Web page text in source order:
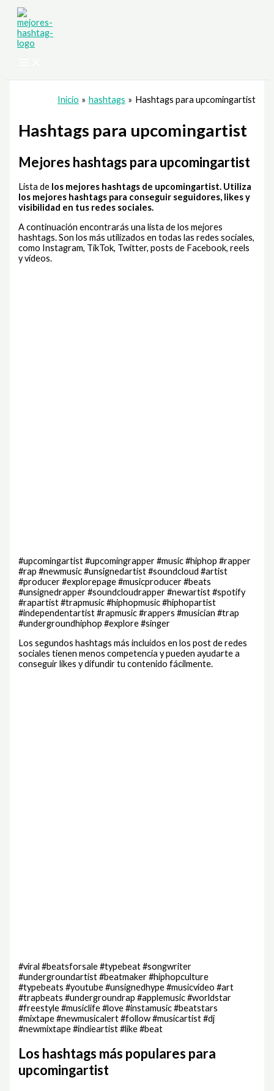
contenido
Inicio hashtags Hashtags para upcomingartist
Hashtags para upcomingartist
Mejores hashtags para upcomingartist
Lista de los mejores hashtags de upcomingartist. Utiliza
los mejores hashtags para conseguir seguidores, likes y
visibilidad en tus redes sociales.
A continuación encontrarás una lista de los mejores
hashtags. Son los más utilizados en todas las redes sociales,
como Instagram, TikTok, Twitter, posts de Facebook, reels
y vídeos.
#upcomingartist #upcomingrapper #music #hiphop #rapper
#rap #newmusic #unsignedartist #soundcloud #artist
#producer #explorepage #musicproducer #beats
#unsignedrapper #soundcloudrapper #newartist #spotify
#rapartist #trapmusic #hiphopmusic #hiphopartist
#independentartist #rapmusic #rappers #musician #trap
#undergroundhiphop #explore #singer
Los segundos hashtags más incluidos en los post de redes
sociales tienen menos competencia y pueden ayudarte a
conseguir likes y difundir tu contenido fácilmente.
#viral #beatsforsale #typebeat #songwriter
#undergroundartist #beatmaker #hiphopculture
#typebeats #youtube #unsignedhype #musicvideo #art
#trapbeats #undergroundrap #applemusic #worldstar
#freestyle #musiclife #love #instamusic #beatstars
#mixtape #newmusicalert #follow #musicartist #dj
#newmixtape #indieartist #like #beat
Los hashtags más populares para
upcomingartist